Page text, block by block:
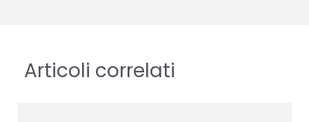
Articoli correlati